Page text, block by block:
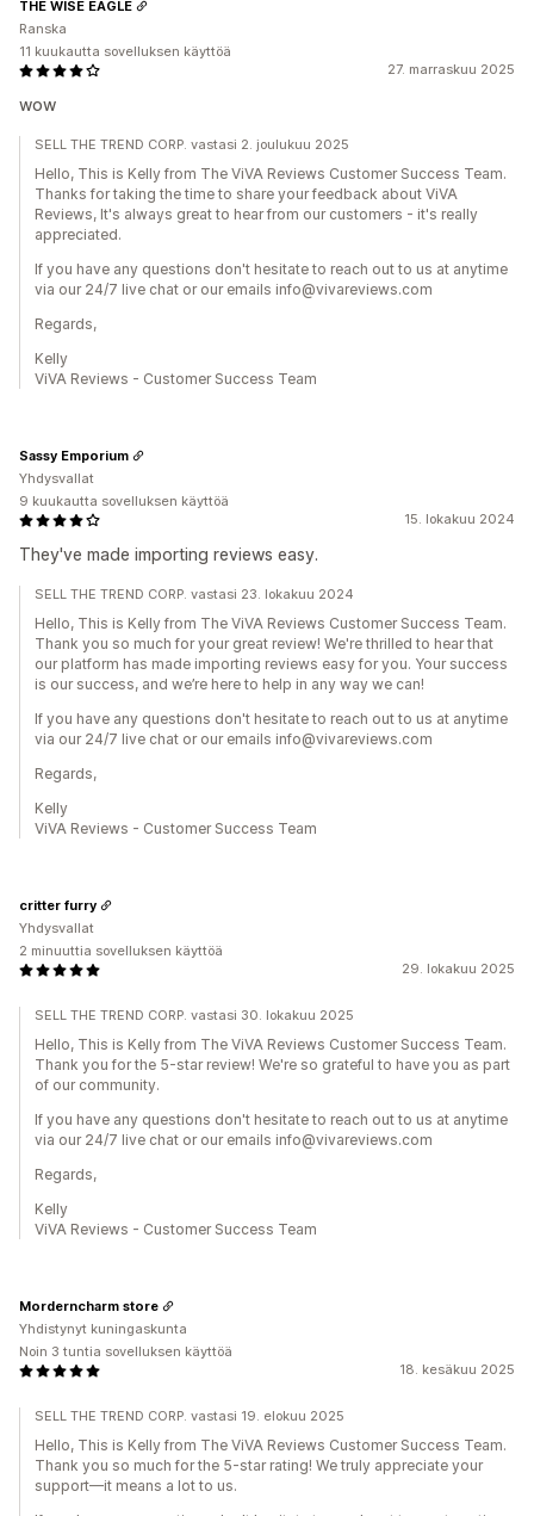
27. marraskuu 2025
wow
THE WISE EAGLE
Ranska
11 kuukautta sovelluksen käyttöä
SELL THE TREND CORP. vastasi 2. joulukuu 2025
Hello, This is Kelly from The ViVA Reviews Customer Success Team.
Thanks for taking the time to share your feedback about ViVA
Reviews, It's always great to hear from our customers - it's really
appreciated.
If you have any questions don't hesitate to reach out to us at anytime
via our 24/7 live chat or our emails info@vivareviews.com
Regards,
Kelly
ViVA Reviews - Customer Success Team
15. lokakuu 2024
They've made importing reviews easy.
Sassy Emporium
Yhdysvallat
9 kuukautta sovelluksen käyttöä
SELL THE TREND CORP. vastasi 23. lokakuu 2024
Hello, This is Kelly from The ViVA Reviews Customer Success Team.
Thank you so much for your great review! We're thrilled to hear that
our platform has made importing reviews easy for you. Your success
is our success, and we’re here to help in any way we can!
If you have any questions don't hesitate to reach out to us at anytime
via our 24/7 live chat or our emails info@vivareviews.com
Regards,
Kelly
ViVA Reviews - Customer Success Team
29. lokakuu 2025
critter furry
Yhdysvallat
2 minuuttia sovelluksen käyttöä
SELL THE TREND CORP. vastasi 30. lokakuu 2025
Hello, This is Kelly from The ViVA Reviews Customer Success Team.
Thank you for the 5-star review! We're so grateful to have you as part
of our community.
If you have any questions don't hesitate to reach out to us at anytime
via our 24/7 live chat or our emails info@vivareviews.com
Regards,
Kelly
ViVA Reviews - Customer Success Team
18. kesäkuu 2025
Morderncharm store
Yhdistynyt kuningaskunta
Noin 3 tuntia sovelluksen käyttöä
SELL THE TREND CORP. vastasi 19. elokuu 2025
Hello, This is Kelly from The ViVA Reviews Customer Success Team.
Thank you so much for the 5-star rating! We truly appreciate your
support—it means a lot to us.